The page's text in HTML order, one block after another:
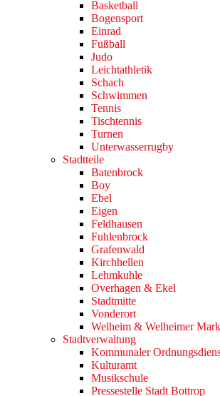
Basketball
Bogensport
Einrad
Fußball
Judo
Leichtathletik
Schach
Schwimmen
Tennis
Tischtennis
Turnen
Unterwasserrugby
Stadtteile
Batenbrock
Boy
Ebel
Eigen
Feldhausen
Fuhlenbrock
Grafenwald
Kirchhellen
Lehmkuhle
Overhagen & Ekel
Stadtmitte
Vonderort
Welheim & Welheimer Mark
Stadtverwaltung
Kommunaler
Kulturamt
Musikschule
Pressestelle Stadt Bottrop